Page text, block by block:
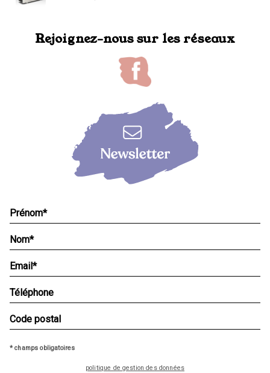
Rejoignez-nous sur les réseaux
* champs obligatoires
politique de gestion des données